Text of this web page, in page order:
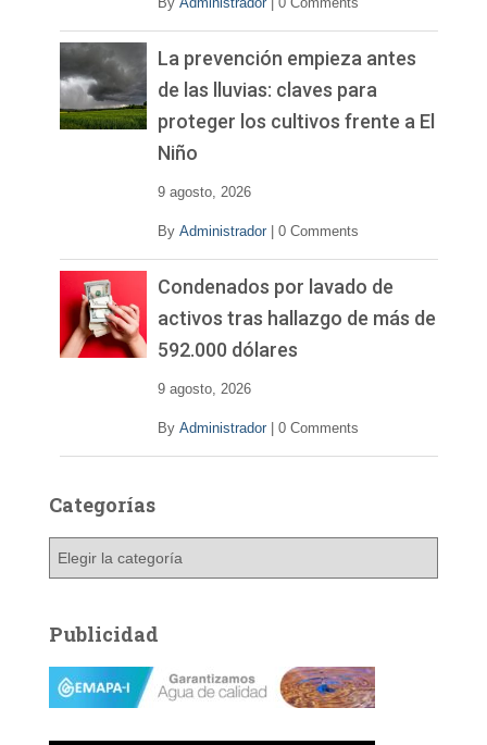
La prevención empieza antes
de las lluvias: claves para
proteger los cultivos frente a El
Niño
9 agosto, 2026
By Administrador 0 Comments
Condenados por lavado de
activos tras hallazgo de más de
592.000 dólares
9 agosto, 2026
By Administrador 0 Comments
Categorías
g
o
a
Publicidad